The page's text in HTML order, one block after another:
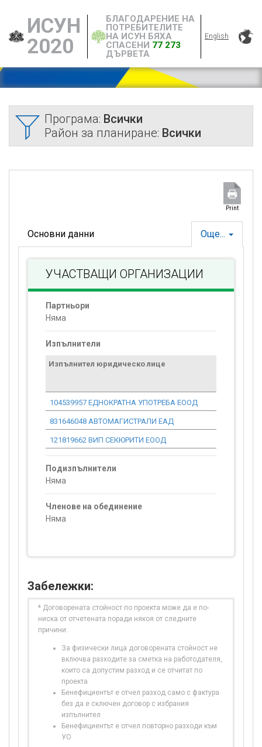
ИСУН
2020
БЛАГОДАРЕНИЕ НА
ПОТРЕБИТЕЛИТЕ
НА ИСУН БЯХА
СПАСЕНИ 77 273
ДЪРВЕТА
English
Програма: Всички
Район за планиране: Всички
Print
Още...
Основни данни
УЧАСТВАЩИ ОРГАНИЗАЦИИ
Партньори
Няма
Изпълнители
Изпълнител юридическо лице
104539957 ЕДНОКРАТНА УПОТРЕБА ЕООД
831646048 АВТОМАГИСТРАЛИ ЕАД
121819662 ВИП СЕКЮРИТИ ЕООД
Подизпълнители
Няма
Членове на обединение
Няма
Забележки:
* Договорената стойност по проекта може да е по-
ниска от отчетената поради някоя от следните
причини:
За физически лица договорената стойност не
включва разходите за сметка на работодателя,
които са допустим разход и се отчитат по
проекта
Бенефициентът е отчел разход само с фактура
без да е сключен договор с избрания
изпълнител
Бенефициентът е отчел повторно разходи към
УО